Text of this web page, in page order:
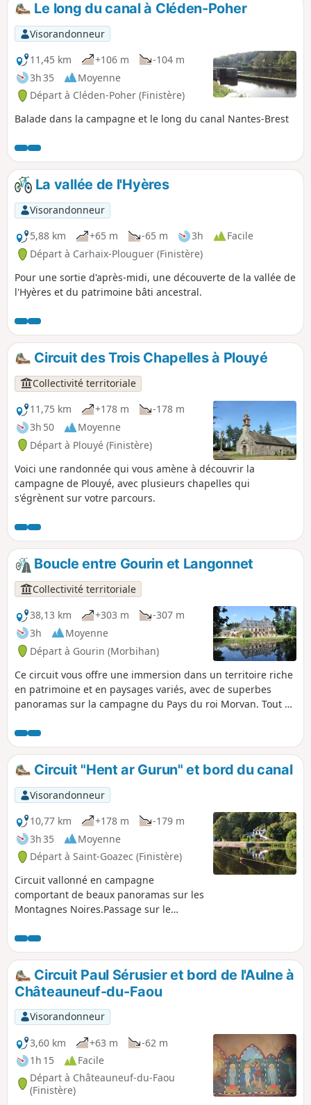
Le long du canal à Cléden-Poher
Visorandonneur
11,45 km
+106 m
-104 m
3h 35
Moyenne
Départ à Cléden-Poher (Finistère)
Balade dans la campagne et le long du canal Nantes-Brest
La vallée de l'Hyères
Visorandonneur
5,88 km
+65 m -65 m 3h
Facile
Départ à Carhaix-Plouguer (Finistère)
Pour une sortie d'après-midi, une découverte de la vallée de
l'Hyères et du patrimoine bâti ancestral.
Circuit des Trois Chapelles à Plouyé
Collectivité territoriale
11,75 km
+178 m
-178 m
3h 50
Moyenne
Départ à Plouyé (Finistère)
Voici une randonnée qui vous amène à découvrir la
campagne de Plouyé, avec plusieurs chapelles qui
s'égrènent sur votre parcours.
Boucle entre Gourin et Langonnet
Collectivité territoriale
38,13 km
+303 m
-307 m
3h
Moyenne
Départ à Gourin (Morbihan)
Ce circuit vous offre une immersion dans un territoire riche
en patrimoine et en paysages variés, avec de superbes
panoramas sur la campagne du Pays du roi Morvan. Tout au
villages, hameaux, n'hésitez pas à pousser les portes des
chapelles, ou des églises, pour y découvrir des merveilles
architecturales. Parmi les incontournables, la célèbre statue
de la Liberté, le parc et le château de Tronjoly à Gourin,
l'église exceptionnelle de la Trinité-Langonnet (entièrement
rénovée en 2022). Faites une halte détente à l'étang de
Pontigou. Circuit idéal pour une famille.
Circuit "Hent ar Gurun" et bord du canal
Visorandonneur
10,77 km
+178 m
-179 m
3h 35
Moyenne
Départ à Saint-Goazec (Finistère)
Circuit vallonné en campagne
comportant de beaux panoramas sur les
Montagnes Noires.Passage sur le
Brest. NB : des difficultés m'ont été
signalées entre le (10) et le (11) (voir avis
de mai 2025). Dans ce cas, privilégier le
raccourci indiqué en informations
pratiques.
Circuit Paul Sérusier et bord de l'Aulne à
Châteauneuf-du-Faou
Visorandonneur
3,60 km
+63 m
-62 m
1h 15
Facile
Départ à Châteauneuf-du-Faou
(Finistère)